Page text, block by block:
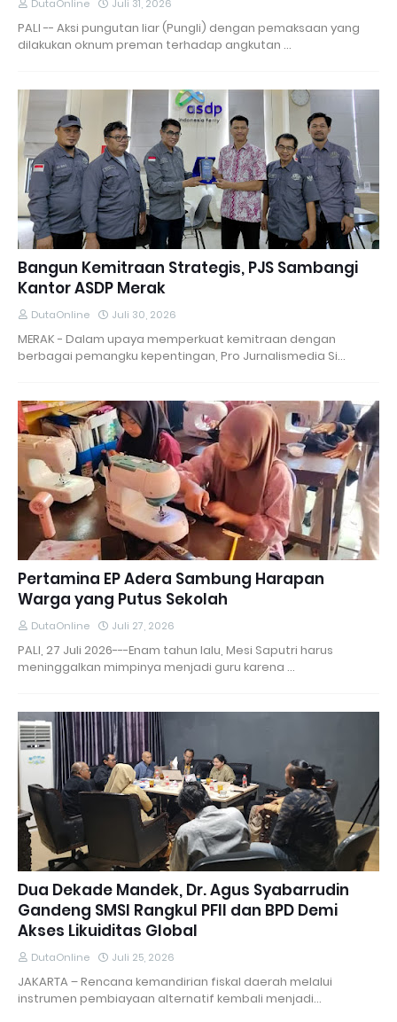
DutaOnline Juli 31, 2026
PALI -- Aksi pungutan liar (Pungli) dengan pemaksaan yang
dilakukan oknum preman terhadap angkutan …
Bangun Kemitraan Strategis, PJS Sambangi
Kantor ASDP Merak
DutaOnline Juli 30, 2026
MERAK - Dalam upaya memperkuat kemitraan dengan
berbagai pemangku kepentingan, Pro Jurnalismedia Si…
Pertamina EP Adera Sambung Harapan
Warga yang Putus Sekolah
DutaOnline Juli 27, 2026
PALI, 27 Juli 2026---Enam tahun lalu, Mesi Saputri harus
meninggalkan mimpinya menjadi guru karena …
Dua Dekade Mandek, Dr. Agus Syabarrudin
Gandeng SMSI Rangkul PFII dan BPD Demi
Akses Likuiditas Global
DutaOnline Juli 25, 2026
JAKARTA – Rencana kemandirian fiskal daerah melalui
instrumen pembiayaan alternatif kembali menjadi…